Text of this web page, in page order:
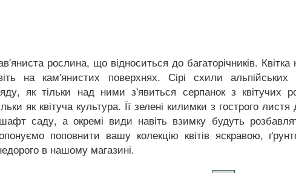
рослина, що відноситься до багаторічників. Квітка
на кам'янистих поверхнях. Сірі схили альпійських
як тільки над ними з'явиться серпанок з квітучих
як квітуча культура. Її зелені килимки з гострого
саду, а окремі види навіть взимку будуть
поповнити вашу колекцію квітів яскравою,
в нашому магазині.